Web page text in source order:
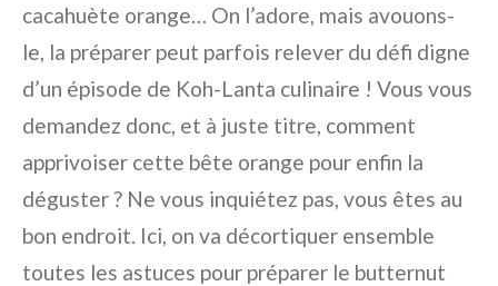
cacahuète orange… On l’adore, mais avouons-
le, la préparer peut parfois relever du défi digne
d’un épisode de Koh-Lanta culinaire ! Vous vous
demandez donc, et à juste titre, comment
apprivoiser cette bête orange pour enfin la
déguster ? Ne vous inquiétez pas, vous êtes au
bon endroit. Ici, on va décortiquer ensemble
toutes les astuces pour préparer le butternut